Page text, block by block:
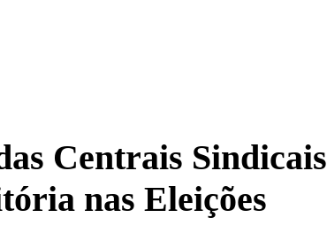
Centrais Sindicais
nas Eleições